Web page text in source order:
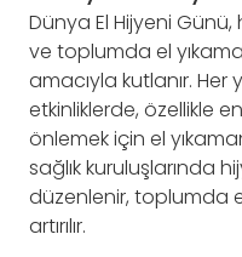
Dünya El Hijyeni
ve toplumda el yıkama
amacıyla kutlanır. Her
etkinliklerde, özellikle
önlemek için el
sağlık kuruluşlarında
düzenlenir, toplumda
artırılır.